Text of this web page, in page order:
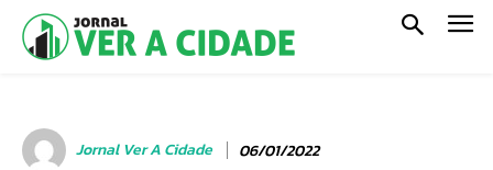
Jornal Ver A Cidade 06/01/2022